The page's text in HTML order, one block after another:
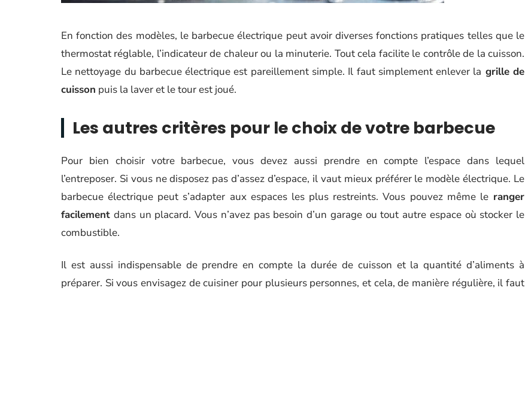
En fonction des modèles, le barbecue électrique peut avoir diverses fonctions pratiques telles que le
thermostat réglable, l’indicateur de chaleur ou la minuterie. Tout cela facilite le contrôle de la cuisson.
Le nettoyage du barbecue électrique est pareillement simple. Il faut simplement enlever la grille de
cuisson puis la laver et le tour est joué.
Les autres critères pour le choix de votre barbecue
Pour bien choisir votre barbecue, vous devez aussi prendre en compte l’espace dans lequel
l’entreposer. Si vous ne disposez pas d’assez d’espace, il vaut mieux préférer le modèle électrique. Le
barbecue électrique peut s’adapter aux espaces les plus restreints. Vous pouvez même leranger
facilement dans un placard. Vous n’avez pas besoin d’un garage ou tout autre espace où stocker le
combustible.
Il est aussi indispensable de prendre en compte la durée de cuisson et la quantité d’aliments à
préparer. Si vous envisagez de cuisiner pour plusieurs personnes, et cela, de manière régulière, il faut